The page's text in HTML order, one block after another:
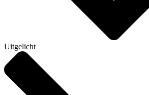
Uitgelicht